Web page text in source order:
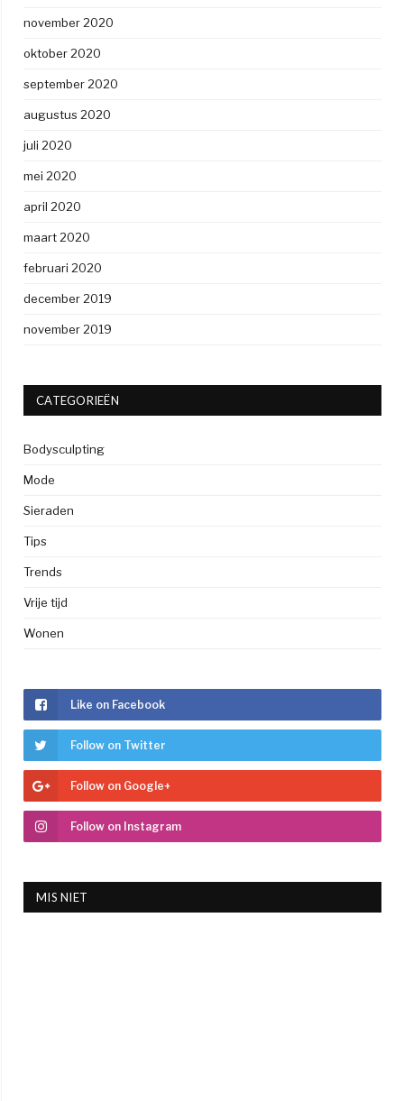
november 2020
oktober 2020
september 2020
augustus 2020
juli 2020
mei 2020
april 2020
maart 2020
februari 2020
december 2019
november 2019
CATEGORIEËN
Bodysculpting
Mode
Sieraden
Tips
Trends
Vrije tijd
Wonen
Like on Facebook
Follow on Twitter
Follow on Google+
Follow on Instagram
MIS NIET